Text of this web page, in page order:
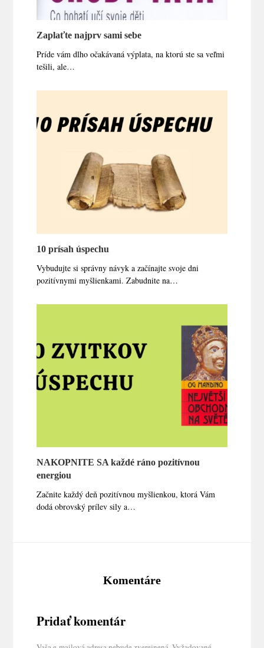
Zaplaťte najprv sami sebe
Príde vám dlho očakávaná výplata, na ktorú ste sa veľmi
tešili, ale…
10 prísah úspechu
Vybudujte si správny návyk a začínajte svoje dni
pozitívnymi myšlienkami. Zabudnite na…
NAKOPNITE SA každé ráno pozitívnou
energiou
Začnite každý deň pozitívnou myšlienkou, ktorá Vám
dodá obrovský prílev sily a…
Komentáre
Pridať komentár